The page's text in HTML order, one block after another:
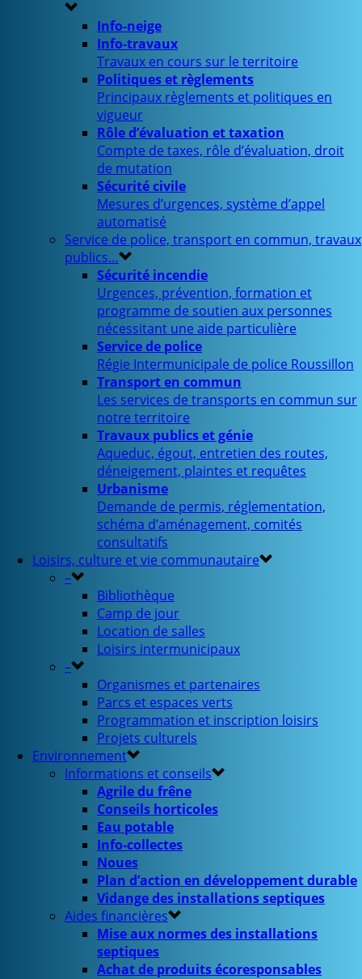
Info-neige
Info-travaux
Travaux en cours sur le territoire
Politiques et règlements
Principaux règlements et politiques en
vigueur
Rôle d’évaluation et taxation
Compte de taxes, rôle d’évaluation, droit
de mutation
Sécurité civile
Mesures d’urgences, système d’appel
automatisé
Service de police, transport en commun, travaux
publics…
Sécurité incendie
Urgences, prévention, formation et
programme de soutien aux personnes
nécessitant une aide particulière
Service de police
Régie Intermunicipale de police Roussillon
Transport en commun
Les services de transports en commun sur
notre territoire
Travaux publics et génie
Aqueduc, égout, entretien des routes,
déneigement, plaintes et requêtes
Urbanisme
Demande de permis, réglementation,
schéma d’aménagement, comités
consultatifs
Loisirs, culture et vie communautaire
–
Bibliothèque
Camp de jour
Location de salles
Loisirs intermunicipaux
–
Organismes et partenaires
Parcs et espaces verts
Programmation et inscription loisirs
Projets culturels
Environnement
Informations et conseils
Agrile du frêne
Conseils horticoles
Eau potable
Info-collectes
Noues
Plan d’action en développement durable
Vidange des installations septiques
Aides financières
Mise aux normes des installations
septiques
Achat de produits écoresponsables